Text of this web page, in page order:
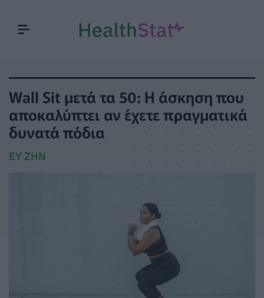
Wall Sit μετά τα 50: Η άσκηση που
αποκαλύπτει αν έχετε πραγματικά
δυνατά πόδια
ΕΥ ΖΗΝ